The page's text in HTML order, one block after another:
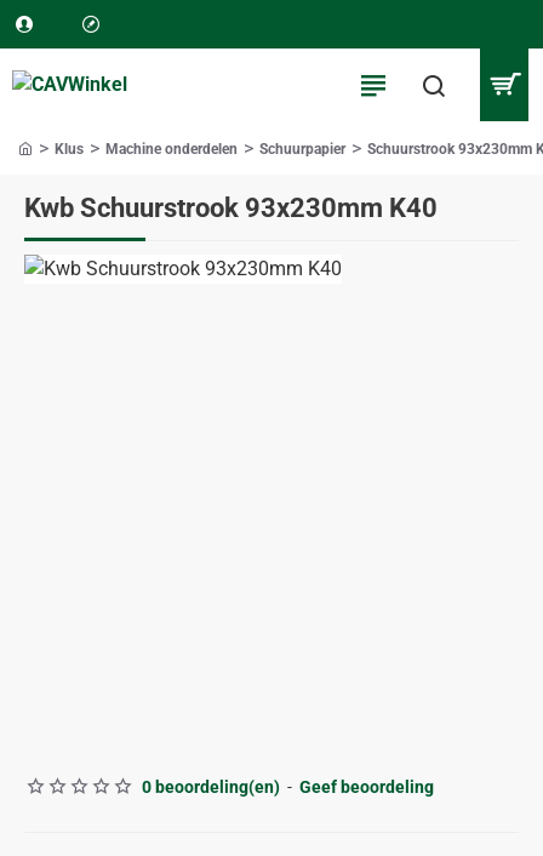
Kwb Schuurstrook 93x230mm K40
Klus Machine onderdelen Schuurpapier Schuurstrook 93x230mm
0 beoordeling(en) - Geef beoordeling